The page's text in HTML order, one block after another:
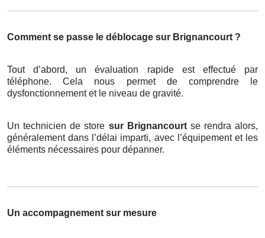
Comment se passe le déblocage sur Brignancourt ?
Tout d’abord, un évaluation rapide est effectué par
téléphone. Cela nous permet de comprendre le
dysfonctionnement et le niveau de gravité.
Un technicien de store sur Brignancourt se rendra alors,
généralement dans l’délai imparti, avec l’équipement et les
éléments nécessaires pour dépanner.
Un accompagnement sur mesure